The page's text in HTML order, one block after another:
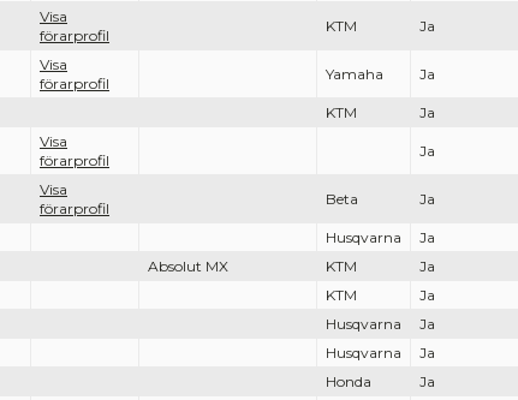
Visa
förarprofil
KTM Ja
Visa
förarprofil
Yamaha Ja
KTM Ja
Visa
förarprofil
Ja
Visa
förarprofil
Beta Ja
Husqvarna
Ja
Absolut MX KTM
Ja
KTM
Ja
Husqvarna
Ja
Husqvarna
Ja
Honda Ja